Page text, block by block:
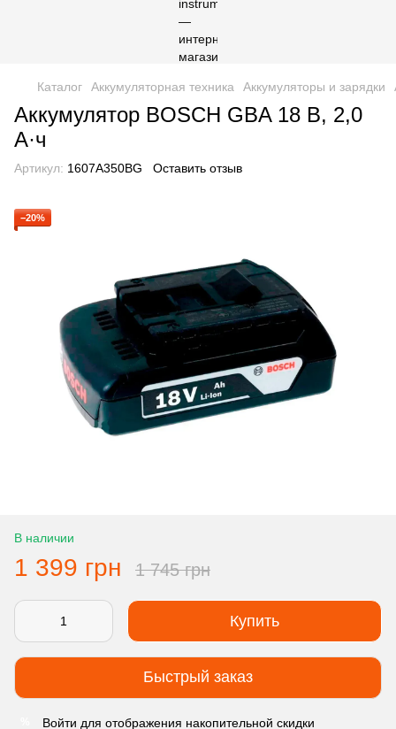
Каталог Аккумуляторная техника Аккумуляторы и зарядки
Аккумулятор BOSCH GBA 18 В, 2,0
А·ч
Артикул: 1607A350BG Оставить отзыв
−20%
В наличии
1 399 грн 1 745 грн
Купить
Быстрый заказ
Войти для отображения накопительной скидки